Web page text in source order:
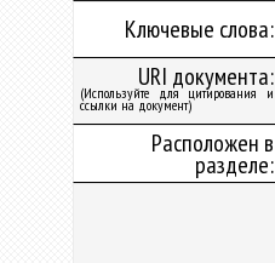
Ключевые слова:
URI документа:
(Используйте для цитирования и
ссылки на документ)
Расположен в
разделе: